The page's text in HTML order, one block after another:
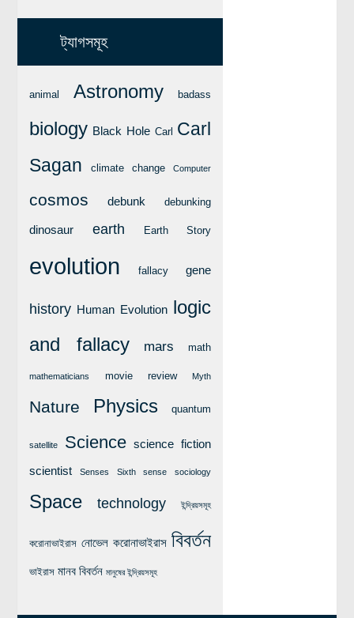
প্রবেশ
আপনার প্রোফাইল
বিজ্ঞানযাত্রায় লেখা জমা দেয়ার নির্দেশনাসমূহ
লক্ষ্য ও উদ্দেশ্য
বৈজ্ঞানিক কল্পকাহিনী
লজিক এবং ফ্যালাসি
রিভিউ (বই/মুভি/সিরিজ)
বাংলাদেশের কথা
ট্যাগসমূহ
animal Astronomy badass
biology Black Hole Carl Carl
Sagan
climate change Computer
cosmos debunk debunking
dinosaur earth Earth Story
evolution fallacy gene
history Human Evolution logic
and fallacy
mars math
mathematicians movie review Myth
Nature Physics quantum
satellite Science science fiction
scientist Senses Sixth sense sociology
Space technology ইন্দ্রিয়সমূহ
করোনাভাইরাস নোভেল করোনাভাইরাস বিবর্তন
ভাইরাস মানব বিবর্তন মানুষের ইন্দ্রিয়সমূহ